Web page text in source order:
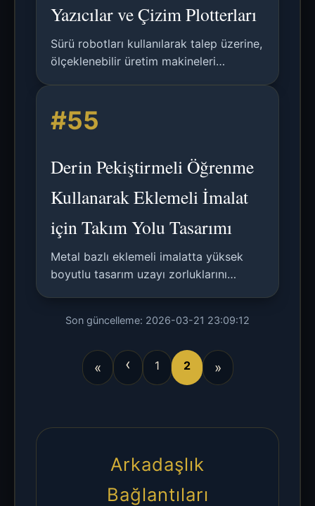
Yazıcılar ve Çizim Plotterları
Sürü robotları kullanılarak talep üzerine,
ölçeklenebilir üretim makineleri
Y-Z plotterları ve 3B yazıcıların inşasını
gösterir.
#55
Derin Pekiştirmeli Öğrenme
Kullanarak Eklemeli İmalat
için Takım Yolu Tasarımı
Metal bazlı eklemeli imalatta yüksek
boyutlu tasarım uzayı zorluklarını
pekiştirmeli öğrenme platformu öneren
Son güncelleme: 2026-03-21 23:09:12
« ‹ 1 2 »
Arkadaşlık
Bağlantıları